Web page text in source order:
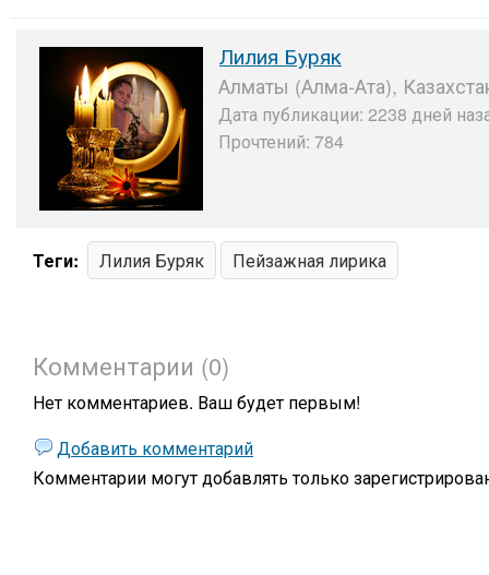
Лилия Буряк
Алматы (Алма-Ата),
Дата публикации: 2238 дней
Прочтений: 784
Теги: Лилия Буряк Пейзажная лирика
Комментарии (0)
Нет комментариев. Ваш будет первым!
Добавить комментарий
Комментарии могут добавлять только